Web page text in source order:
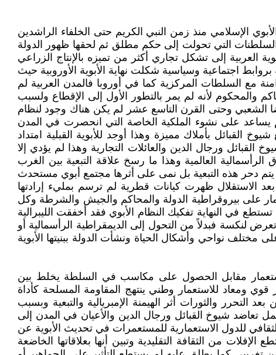
الإسلامي منذ زمن النبي الكريم حتى الخلفاء الراشدين
السلطنات التي تحولت إلى حكم مطلق ثم لحقها ظهور الدولة
العربية إلى تشكل تجاري أكثر من تميزه بالإنتاج الزراعي
اجتماعية وسياسية شكلت نهاية الأبوية الأوروبية حيث
مع السلطات المركزية كما في أوروبا فالمدن العربية لم
والمحكوم لأنه لم يمر بالتطور الأول إلى الإقطاع ولسبب
الشعبي وحتى القرن التاسع عشر لم يكن هناك وجود لنظام
يساعد على نشوء الملكية الخاصة التي انحصرت في المدن
القبائل بأملاك مميزة وهذا أوجد للأبوية القبلية امتداد
ورجال الدين والعائلات التجارية وهذا لم يؤدي إلا
العالمية وهذا ما رسخ علاقة التبعية بين الغرب
يتم دحر هذه التبعية بل نمى على أثرها مجتمع أبوي مستحدث
الاستقلال ظهرت كيانات قطرية لم ترسم بمليء إرادتها
على بيروقراطية الدولة والمحاكم والجيش والشرطة وكل
في النهاية تفكيك النظام الأبوي فقد أخفقت الليبرالية
لنكسة فبدلاً من التحول إلى الديمقراطية الرأسمالية أو
نواحي وأشكال الحياة ونشأت الدولة ببنيتها الأبوية
مقابل الحصول على مكاسب في السلطة يخلط بين
ومعاد للاستعمار وطني ينتهج المقاومة المسلحة كأداة
والثورات أثر الهيمنة الإمبريالية والتبعية وبسبب
تعاضد شيوخ القبائل ورجال الدين والأعيان في المدن إلى
للدول الاستعمارية للمستعمرات في تحديث الأبوية عن
من الثقافة التقليدية وتبين أنها بعلاقاتها الخاضعة